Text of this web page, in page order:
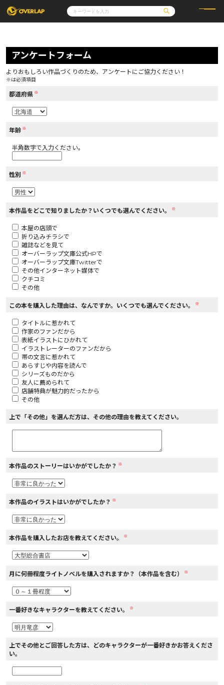
コミック
コミックガルド
コミッククリエ
LiQulle
ラブパルフェ
ライトノベル
ロサージュノベルス
その他
コミックエッセイ
通販・NEWS
OVERLAP STORE
アクセス
オーバーラップホールディングス
コミックパルフェ
閉じる
アンケートフォーム
よりおもしろい作品づくりのため、アンケートにご協力ください！
※は必須項目
都道府県 ※
年齢 ※
半角数字で入力ください。
性別 ※
本作品をどこで知りましたか？いくつでも選んでください。 ※
本屋の店頭で
折り込みチラシで
雑誌などを見て
オーバーラップ文庫公式HPで
オーバーラップ文庫Twitterで
その他インターネット媒体で
クチコミ
その他
この本を購入した理由は、なんですか。いくつでも選んでください。 ※
タイトルに惹かれて
作家のファンだから
表紙イラストにひかれて
イラストレーターのファンだから
帯の文言に惹かれて
あらすじや内容を読んで
シリーズものだから
友人に薦められて
店舗特典が魅力的だったから
その他
上で「その他」を選んだ方は、その他の理由を教えてください。
本作品のストーリーはいかがでしたか？ ※
本作品のイラストはいかがでしたか？ ※
本作品を購入したお店を教えてください。 ※
月に何冊程度ライトノベルを購入されますか？（本作品を含む） ※
一番好きなキャラクターを教えてください。 ※
上でその他とご回答した方は、どのキャラクターが一番好きかお答えくださ
い。